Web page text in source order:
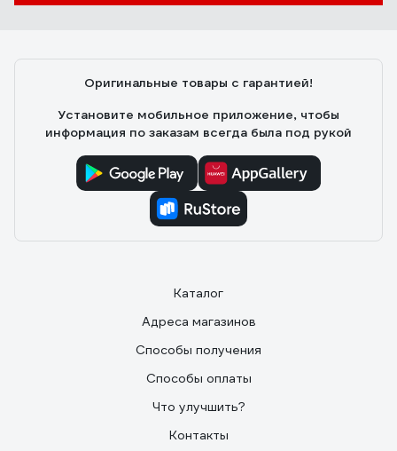
Оригинальные товары с гарантией!
Установите мобильное приложение, чтобы
информация по заказам всегда была под рукой
Каталог
Адреса магазинов
Способы получения
Способы оплаты
Что улучшить?
Контакты